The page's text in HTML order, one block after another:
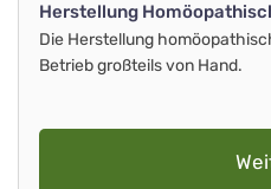
Herstellung
Die Herstellung
Betrieb großteils von Hand.